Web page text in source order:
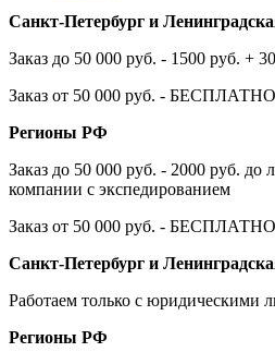
Санкт-Петербург и
Заказ до 50 000 руб. - 1500 руб. +
Заказ от 50 000 руб. -
Регионы РФ
Заказ до 50 000 руб. - 2000 руб. до
компании с экспедированием
Заказ от 50 000 руб. - БЕСПЛАТНО
Санкт-Петербург и
Работаем только с юридическими
Регионы РФ